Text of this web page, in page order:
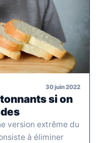
30 juin 2022
si on
version extrême du
à éliminer